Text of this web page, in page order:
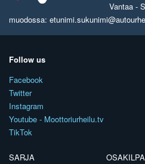
Vantaa -
muodossa:
Follow us
Facebook
Twitter
Instagram
Youtube - Moottoriurheilu.tv
TikTok
SARJA